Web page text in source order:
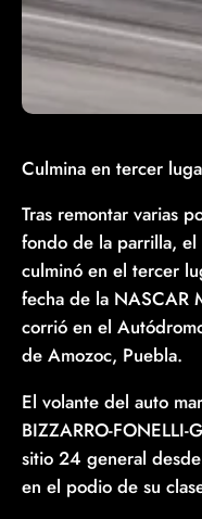
Culmina en tercer
Tras remontar varias
fondo de la parrilla, el
culminó en el tercer
fecha de la NASCAR
corrió en el
de Amozoc, Puebla.
El volante del auto
BIZZARRO-FONELLI-
sitio 24 general
en el podio de su